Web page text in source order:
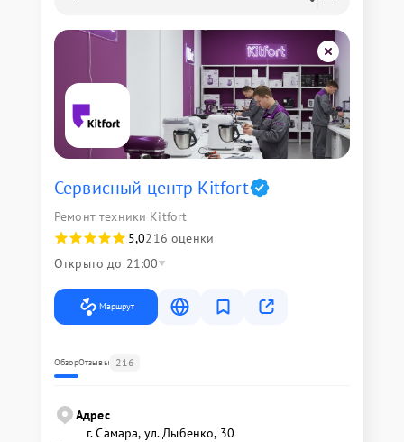
Сервисный центр Kitfort
Ремонт техники Kitfort
5,0216 оценки
Открыто до 21:00
Маршрут
ОбзорОтзывы 216
Адрес
г. Самара, ул. Дыбенко, 30